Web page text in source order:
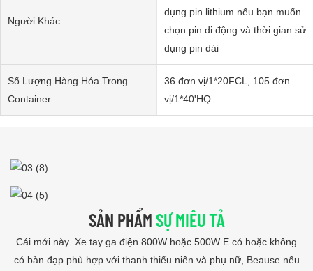
Người Khác
dụng pin lithium nếu bạn muốn
chọn pin di động và thời gian sử
dụng pin dài
Số Lượng Hàng Hóa Trong
Container
36 đơn vị/1*20FCL, 105 đơn
vị/1*40'HQ
SẢN PHẨMSỰ MIÊU TẢ
Cái mới này Xe tay ga điện 800W hoặc 500W E có hoặc không
có bàn đạp phù hợp với thanh thiếu niên và phụ nữ, Beause nếu